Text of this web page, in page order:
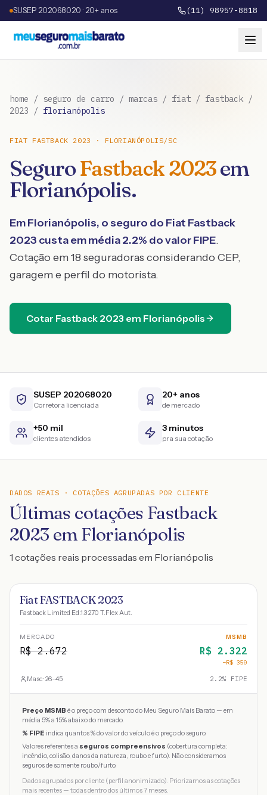
SUSEP 202068020 · 20+ anos (11) 98957-8818
home / seguro de carro / marcas / fiat / fastback /
2023 / florianópolis
FIAT FASTBACK 2023 · FLORIANÓPOLIS/SC
SeguroFastback2023em
Florianópolis.
EmFlorianópolis, o seguro do Fiat Fastback
2023 custa em média2.2% do valor FIPE.
Cotação em 18 seguradoras considerando CEP,
garagem e perfil do motorista.
Cotar Fastback 2023 em Florianópolis
SUSEP 202068020
Corretora licenciada
20+ anos
de mercado
+50 mil
clientes atendidos
3 minutos
pra sua cotação
DADOS REAIS · COTAÇÕES AGRUPADAS POR CLIENTE
Últimas cotações Fastback
2023 em Florianópolis
1 cotações reais processadas em Florianópolis
Fiat FASTBACK 2023
Fastback Limited Ed.1.3 270 T.Flex Aut.
MERCADO
R$2.672
MSMB
R$ 2.322
−R$ 350
Masc · 26-45 2.2% FIPE
Preço MSMB é o preço com desconto do Meu Seguro Mais Barato — em
média 5% a 15% abaixo do mercado.
% FIPE indica quantos % do valor do veículo é o preço do seguro.
Valores referentes a seguros compreensivos (cobertura completa:
incêndio, colisão, danos da natureza, roubo e furto). Não consideramos
seguros de somente roubo/furto.
Dados agrupados por cliente (perfil anonimizado). Priorizamos as cotações
mais recentes — todas dentro dos últimos 7 meses.